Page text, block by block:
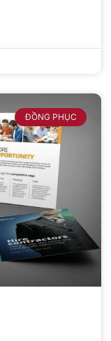
ĐỒNG PHỤC